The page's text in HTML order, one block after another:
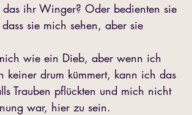
ihr Winger? Oder bedienten sie
sie mich sehen, aber sie
wie ein Dieb, aber wenn ich
keiner drum kümmert, kann ich das
Trauben pflückten und mich nicht
war, hier zu sein.